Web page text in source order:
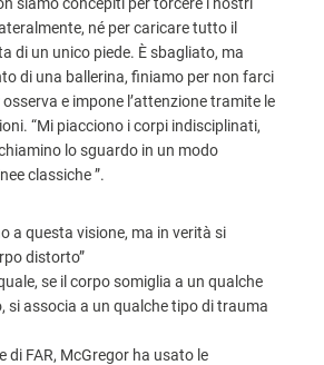
né per caricare tutto il
di un unico piede. È sbagliato, ma
di una ballerina, finiamo per non farci
e impone l’attenzione tramite le
“Mi piacciono i corpi indisciplinati,
lo sguardo in un modo
classiche ”.
a questa visione, ma in verità si
distorto”
se il corpo somiglia a un qualche
si associa a un qualche tipo di trauma
di FAR, McGregor ha usato le